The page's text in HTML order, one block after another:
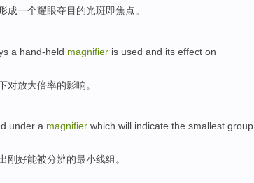
成一个耀眼夺目的光斑即焦点。
a hand-held magnifier is used and its effect on
对放大倍率的影响。
under a magnifier which will indicate the smallest group
刚好能被分辨的最小线组。